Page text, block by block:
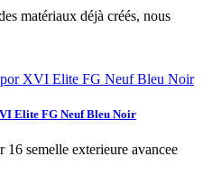
matériaux déjà créés, nous
Elite FG Neuf Bleu Noir
semelle exterieure avancee